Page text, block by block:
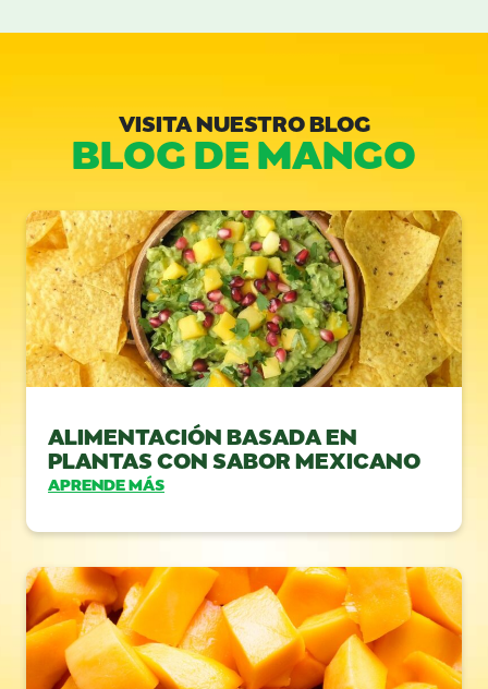
VISITA NUESTRO BLOG
BLOG DE MANGO
ALIMENTACIÓN BASADA EN
PLANTAS CON SABOR MEXICANO
APRENDE MÁS